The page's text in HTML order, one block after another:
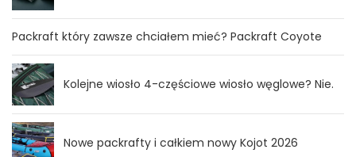
Packraft który zawsze chciałem mieć? Packraft Coyote
Kolejne wiosło 4-częściowe wiosło węglowe? Nie.
Nowe packrafty i całkiem nowy Kojot 2026